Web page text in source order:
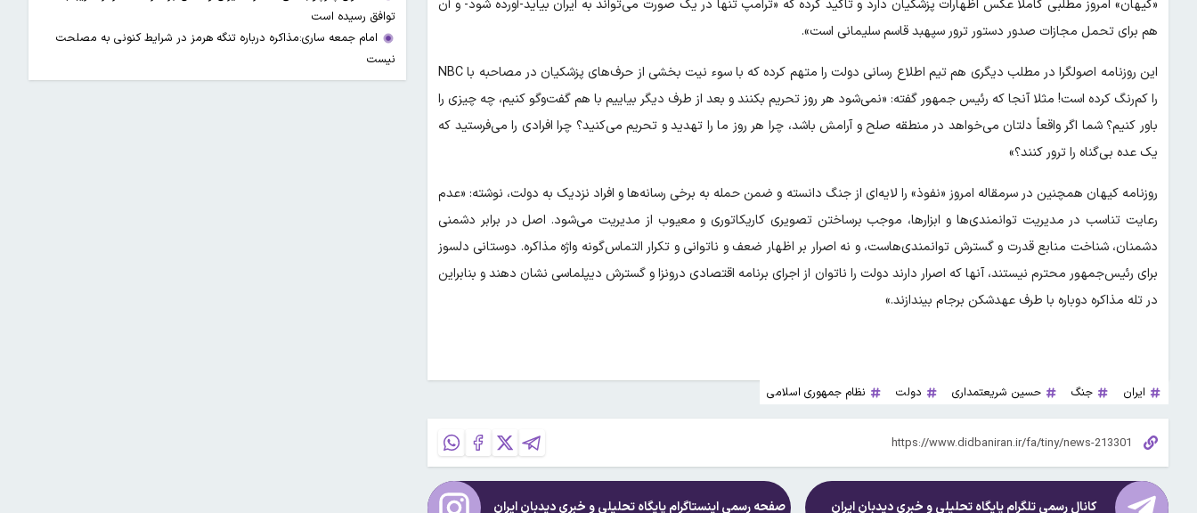
«کیهان» امروز مطلبی کاملا عکس اظهارات پزشکیان دارد و تاکید کرده که «ترامپ تنها در یک صورت می‌تواند به ایران بیاید-آورده شود- و آن
هم برای تحمل مجازات صدور دستور ترور سپهبد قاسم سلیمانی است».
این روزنامه اصولگرا در مطلب دیگری هم تیم اطلاع رسانی دولت را متهم کرده که با سوء نیت بخشی از حرف‌های پزشکیان در مصاحبه با NBC
را کم‌رنگ کرده است! مثلا آنجا که رئیس جمهور گفته: «نمی‌شود هر روز تحریم بکنند و بعد از طرف دیگر بیاییم با هم گفت‌و‌گو کنیم، چه چیزی را
باور کنیم؟ شما اگر واقعاً دلتان می‌خواهد در منطقه صلح و آرامش باشد، چرا هر روز ما را تهدید و تحریم می‌کنید؟ چرا افرادی را می‌فرستید که
یک عده بی‌گناه را ترور کنند؟»
روزنامه کیهان همچنین در سرمقاله امروز «نفوذ» را لایه‌ای از جنگ دانسته و ضمن حمله به برخی رسانه‌ها و افراد نزدیک به دولت، نوشته: «عدم
رعایت تناسب در مدیریت توانمندی‌ها و ابزار‌ها، موجب برساختن تصویری کاریکاتوری و معیوب از مدیریت می‌شود. اصل در برابر دشمنی
دشمنان، شناخت منابع قدرت و گسترش توانمندی‌هاست، و نه اصرار بر اظهار ضعف و ناتوانی و تکرار التماس‌گونه واژه مذاکره. دوستانی دلسوز
برای رئیس‌جمهور محترم نیستند، آنها که اصرار دارند دولت را ناتوان از اجرای برنامه اقتصادی درونزا و گسترش دیپلماسی نشان دهند و بنابراین
در تله مذاکره دوباره با طرف عهدشکن برجام بیندازند.»
ایران جنگ حسین شریعتمداری دولت نظام جمهوری اسلامی
کانال رسمی تلگرام پایگاه تحلیلی و خبریدیدبان ایران صفحه رسمی اینستاگرام پایگاه تحلیلی و خبریدیدبان ایران
توافق رسیده است
امام جمعه ساری:مذاکره درباره تنگه هرمز در شرایط کنونی به مصلحت
نیست